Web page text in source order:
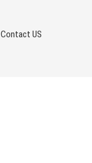
Contact US